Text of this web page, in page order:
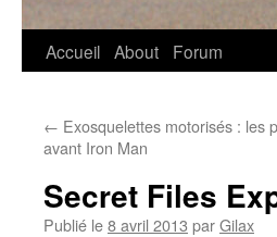
Accueil About Forum
← Exosquelettes motorisés : les
avant Iron Man
Secret Files
Publié le8 avril 2013 parGilax